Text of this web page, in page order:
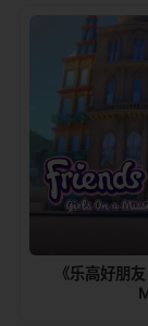
《乐高好朋